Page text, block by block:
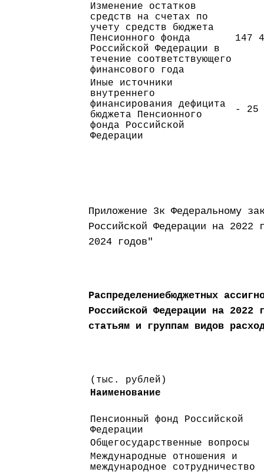
Изменение остатков
средств на счетах по
учету средств бюджета
Пенсионного фонда
Российской Федерации в
течение соответствующего
финансового года
147
Иные источники
внутреннего
финансирования дефицита
бюджета Пенсионного
фонда Российской
Федерации
- 25
Приложение 3к Федеральному
Российской Федерации на
2024 годов"
Распределениебюджетных
Российской Федерации на 2022
статьям и группам видов
(тыс. рублей)
Наименование
Пенсионный фонд Российской
Федерации
Общегосударственные вопросы
Международные отношения и
международное сотрудничество